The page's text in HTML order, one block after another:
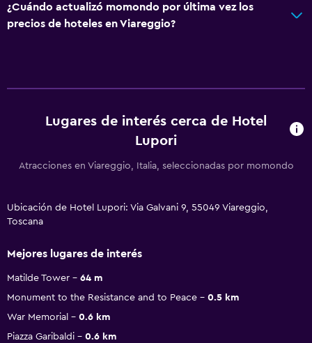
¿Cuándo actualizó momondo por última vez los
precios de hoteles en Viareggio?
Lugares de interés cerca de Hotel
Lupori
Atracciones en Viareggio, Italia, seleccionadas por momondo
Ubicación de Hotel Lupori: Via Galvani 9, 55049 Viareggio,
Toscana
Mejores lugares de interés
Matilde Tower
64 m
Monument to the Resistance and to Peace
0.5 km
War Memorial
0.6 km
Piazza Garibaldi
0.6 km